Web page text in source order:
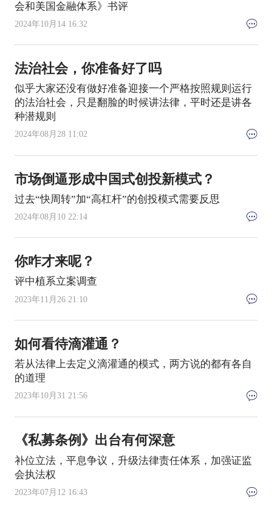
会和美国金融体系》书评
2024年10月14 16:32
法治社会，你准备好了吗
似乎大家还没有做好准备迎接一个严格按照规则运行
的法治社会，只是翻脸的时候讲法律，平时还是讲各
种潜规则
2024年08月28 11:02
市场倒逼形成中国式创投新模式？
过去“快周转”加“高杠杆”的创投模式需要反思
2024年08月10 22:14
你咋才来呢？
评中植系立案调查
2023年11月26 21:10
如何看待滴灌通？
若从法律上去定义滴灌通的模式，两方说的都有各自
的道理
2023年10月31 21:56
《私募条例》出台有何深意
补位立法，平息争议，升级法律责任体系，加强证监
会执法权
2023年07月12 16:43